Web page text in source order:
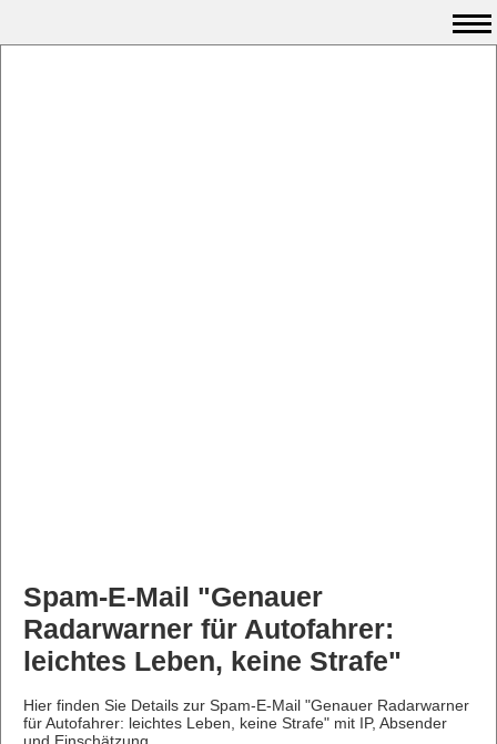
Spam-E-Mail "Genauer
Radarwarner für Autofahrer:
leichtes Leben, keine Strafe"
Hier finden Sie Details zur Spam-E-Mail "Genauer Radarwarner
für Autofahrer: leichtes Leben, keine Strafe" mit IP, Absender
und Einschätzung.